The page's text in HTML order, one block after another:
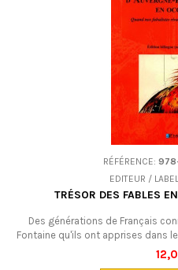
RÉFÉRENCE:
EDITEUR /
TRÉSOR DES FABLES
Des générations de Français
Fontaine qu'ils ont apprises dans
riche source d'inspiration pour
"patoisants", qui les ont traduites